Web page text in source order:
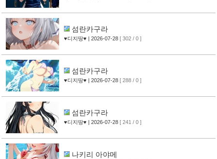
섬란카구라
♥디지땅♥ | 2026-07-28 [ 302 / 0 ]
섬란카구라
♥디지땅♥ | 2026-07-28 [ 288 / 0 ]
섬란카구라
♥디지땅♥ | 2026-07-28 [ 241 / 0 ]
나키리 아야메